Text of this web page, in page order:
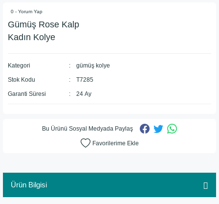
0 - Yorum Yap
Gümüş Rose Kalp
Kadın Kolye
Kategori gümüş kolye
Stok Kodu T7285
Garanti Süresi 24 Ay
Bu Ürünü Sosyal Medyada Paylaş
Ürün Bilgisi